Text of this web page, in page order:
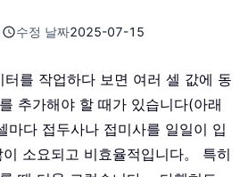
수정 날짜2025-07-15
를 작업하다 보면 여러 셀 값에 동
추가해야 할 때가 있습니다(아래
마다 접두사나 접미사를 일일이 입
소요되고 비효율적입니다。 특히